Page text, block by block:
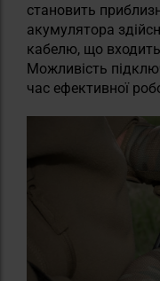
становить
акумулятора
кабелю, що
Можливість
час ефективної